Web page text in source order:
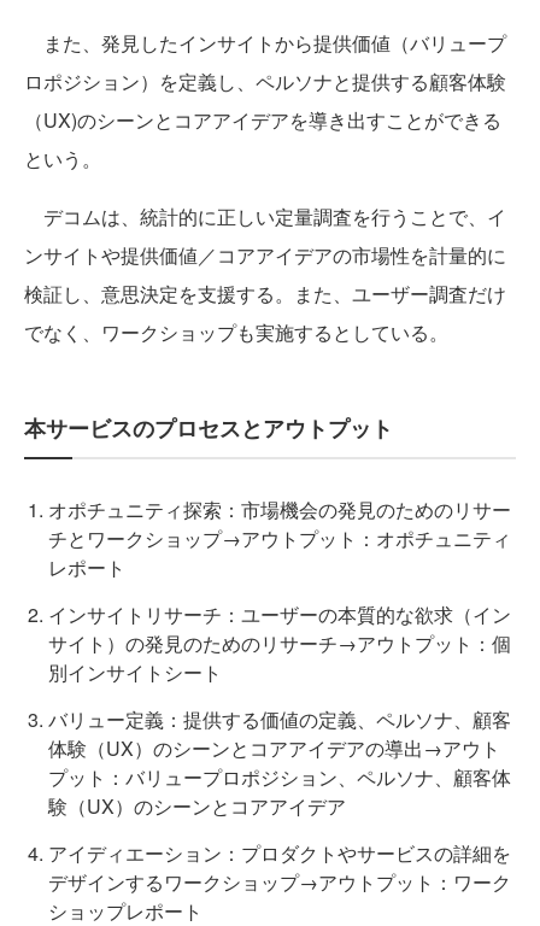
また、発見したインサイトから提供価値（バリュープ
ロポジション）を定義し、ペルソナと提供する顧客体験
（UX)のシーンとコアアイデアを導き出すことができる
という。
デコムは、統計的に正しい定量調査を行うことで、イ
ンサイトや提供価値／コアアイデアの市場性を計量的に
検証し、意思決定を支援する。また、ユーザー調査だけ
でなく、ワークショップも実施するとしている。
本サービスのプロセスとアウトプット
オポチュニティ探索：市場機会の発見のためのリサー
チとワークショップ→アウトプット：オポチュニティ
レポート
インサイトリサーチ：ユーザーの本質的な欲求（イン
サイト）の発見のためのリサーチ→アウトプット：個
別インサイトシート
バリュー定義：提供する価値の定義、ペルソナ、顧客
体験（UX）のシーンとコアアイデアの導出→アウト
プット：バリュープロポジション、ペルソナ、顧客体
験（UX）のシーンとコアアイデア
アイディエーション：プロダクトやサービスの詳細を
デザインするワークショップ→アウトプット：ワーク
ショップレポート